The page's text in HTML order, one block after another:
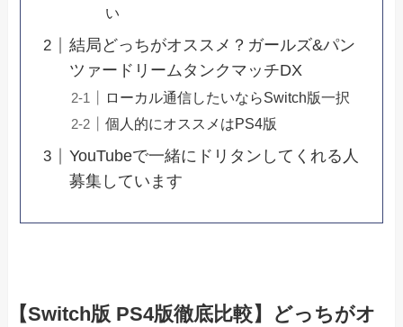
い
結局どっちがオススメ？ガールズ&パン
ツァードリームタンクマッチDX
ローカル通信したいならSwitch版一択
個人的にオススメはPS4版
YouTubeで一緒にドリタンしてくれる人
募集しています
【Switch版 PS4版徹底比較】どっちがオ